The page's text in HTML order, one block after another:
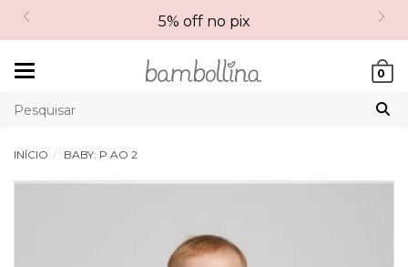
5% off no pix
0
INÍCIO BABY: P AO 2